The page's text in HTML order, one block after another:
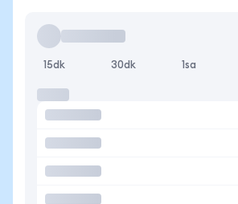
15dk 30dk 1sa